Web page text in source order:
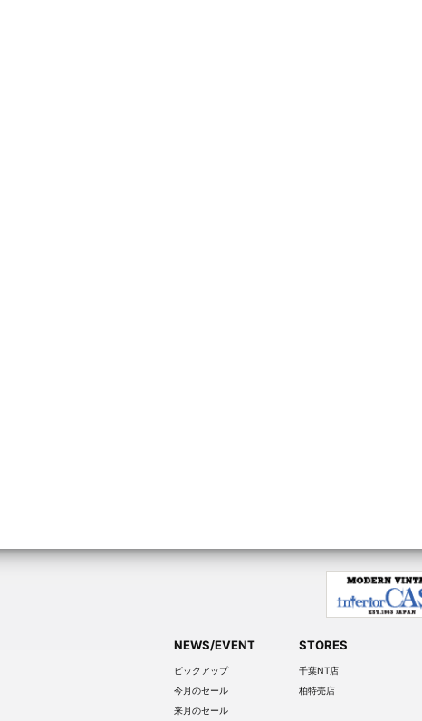
NEWS/EVENT
ピックアップ
今月のセール
来月のセール
STORES
千葉NT店
柏特売店